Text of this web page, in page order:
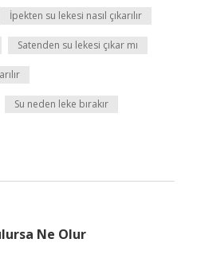
İpekten su lekesi nasıl çıkarılır
Satenden su lekesi çıkar mı
Su neden leke bırakır
Ne Olur